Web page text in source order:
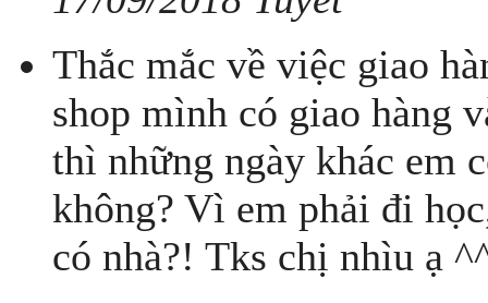
Thắc mắc về việc giao
shop mình có giao hàng
thì những ngày khác em
không? Vì em phải đi
có nhà?! Tks chị nhìu ạ